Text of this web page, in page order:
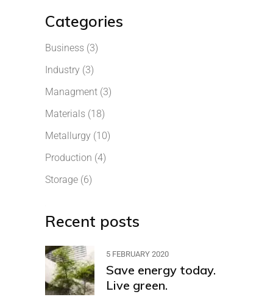
Categories
Business (3)
Industry (3)
Managment (3)
Materials (18)
Metallurgy (10)
Production (4)
Storage (6)
Recent posts
5 FEBRUARY 2020
Save energy today.
Live green.